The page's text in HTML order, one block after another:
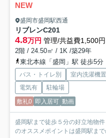
NEW
盛岡市盛岡駅西通
リブレンC201
4.8万円 管理/共益費1,500円
2階 / 24.50㎡ / 1K /築29年
東北本線「盛岡」駅 徒歩5分
バス・トイレ別 室内洗濯機
電気有
駐輪場
敷礼0 即入居可 動画
盛岡駅まで徒歩５分の好立地物件【リブレン】 ま
のオススメポイントは盛岡駅ま